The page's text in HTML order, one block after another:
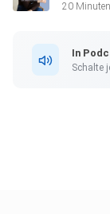
20 Minuten
In
Schalte